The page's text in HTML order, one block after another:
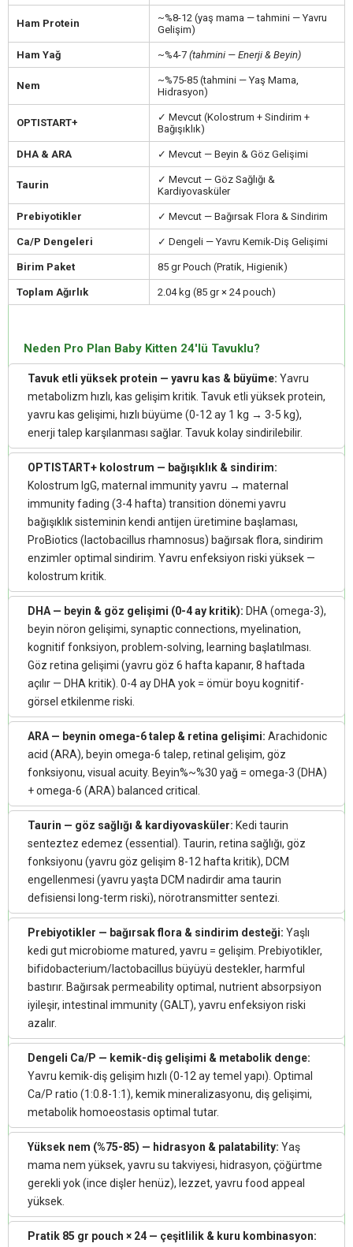
Ham Protein
~%8-12 (yaş mama — tahmini — Yavru
Gelişim)
Ham Yağ ~%4-7 (tahmini — Enerji & Beyin)
Nem
~%75-85 (tahmini — Yaş Mama,
Hidrasyon)
OPTISTART+
✓ Mevcut (Kolostrum + Sindirim +
Bağışıklık)
DHA & ARA ✓ Mevcut — Beyin & Göz Gelişimi
Taurin
✓ Mevcut — Göz Sağlığı &
Kardiyovasküler
Prebiyotikler ✓ Mevcut — Bağırsak Flora & Sindirim
Ca/P Dengeleri ✓ Dengeli — Yavru Kemik-Diş Gelişimi
Birim Paket 85 gr Pouch (Pratik, Higienik)
Toplam Ağırlık 2.04 kg (85 gr × 24 pouch)
Neden Pro Plan Baby Kitten 24'lü Tavuklu?
Tavuk etli yüksek protein — yavru kas & büyüme: Yavru
metabolizm hızlı, kas gelişim kritik. Tavuk etli yüksek protein,
yavru kas gelişimi, hızlı büyüme (0-12 ay 1 kg → 3-5 kg),
enerji talep karşılanması sağlar. Tavuk kolay sindirilebilir.
OPTISTART+ kolostrum — bağışıklık & sindirim:
Kolostrum IgG, maternal immunity yavru → maternal
immunity fading (3-4 hafta) transition dönemi yavru
bağışıklık sisteminin kendi antijen üretimine başlaması,
ProBiotics (lactobacillus rhamnosus) bağırsak flora, sindirim
enzimler optimal sindirim. Yavru enfeksiyon riski yüksek —
kolostrum kritik.
DHA — beyin & göz gelişimi (0-4 ay kritik): DHA (omega-3),
beyin nöron gelişimi, synaptic connections, myelination,
kognitif fonksiyon, problem-solving, learning başlatılması.
Göz retina gelişimi (yavru göz 6 hafta kapanır, 8 haftada
açılır — DHA kritik). 0-4 ay DHA yok = ömür boyu kognitif-
görsel etkilenme riski.
ARA — beynin omega-6 talep & retina gelişimi: Arachidonic
acid (ARA), beyin omega-6 talep, retinal gelişim, göz
fonksiyonu, visual acuity. Beyin%~%30 yağ = omega-3 (DHA)
+ omega-6 (ARA) balanced critical.
Taurin — göz sağlığı & kardiyovasküler: Kedi taurin
senteztez edemez (essential). Taurin, retina sağlığı, göz
fonksiyonu (yavru göz gelişim 8-12 hafta kritik), DCM
engellenmesi (yavru yaşta DCM nadirdir ama taurin
defisiensi long-term riski), nörotransmitter sentezi.
Prebiyotikler — bağırsak flora & sindirim desteği: Yaşlı
kedi gut microbiome matured, yavru = gelişim. Prebiyotikler,
bifidobacterium/lactobacillus büyüyü destekler, harmful
bastırır. Bağırsak permeability optimal, nutrient absorpsiyon
iyileşir, intestinal immunity (GALT), yavru enfeksiyon riski
azalır.
Dengeli Ca/P — kemik-diş gelişimi & metabolik denge:
Yavru kemik-diş gelişim hızlı (0-12 ay temel yapı). Optimal
Ca/P ratio (1:0.8-1:1), kemik mineralizasyonu, diş gelişimi,
metabolik homoeostasis optimal tutar.
Yüksek nem (%75-85) — hidrasyon & palatability: Yaş
mama nem yüksek, yavru su takviyesi, hidrasyon, çöğürtme
gerekli yok (ince dişler henüz), lezzet, yavru food appeal
yüksek.
Pratik 85 gr pouch × 24 — çeşitlilik & kuru kombinasyon: